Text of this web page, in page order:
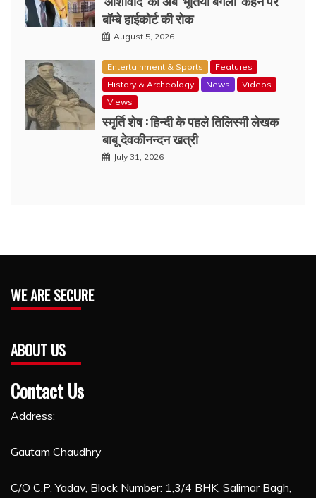
बॉम्बे हाईकोर्ट की रोक
August 5, 2026
Entertainment & Sports
Features
History & Archeology
News
Videos
Views
स्मृर्ति शेष : हिन्दी के पहले तिलिस्मी लेखक
बाबू देवकीनन्दन खत्री
July 31, 2026
WE ARE SECURE
ABOUT US
Contact Us
Address:
Gautam Chaudhry
C/O C.P. Yadav, Block Number: 1,3/4 BHK, Salimar Bagh,